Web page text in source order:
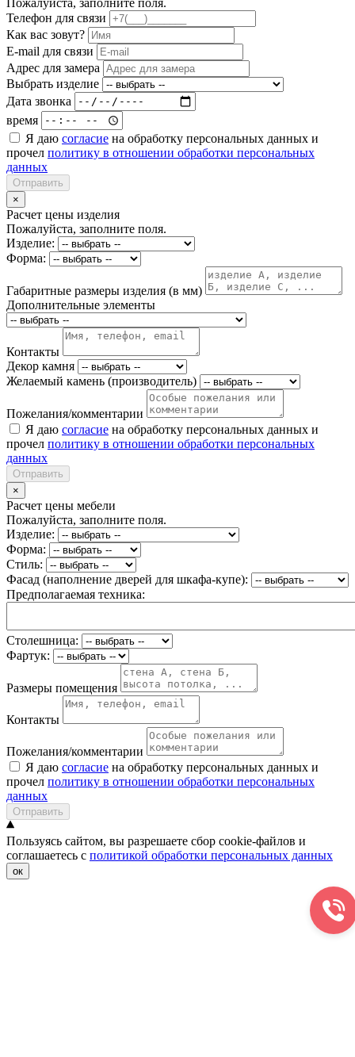
Телефон для связи
Как вас зовут?
E-mail для связи
Адрес для замера
Выбрать изделие
Дата звонка
время
Я даю согласие на обработку персональных данных и
прочел политику в отношении обработки персональных
данных
Отправить
×
Расчет цены изделия
Пожалуйста, заполните поля.
Изделие:
Форма:
Габаритные размеры изделия (в мм)
Дополнительные элементы
Контакты
Декор камня
Желаемый камень (производитель)
Пожелания/комментарии
Я даю согласие на обработку персональных данных и
прочел политику в отношении обработки персональных
данных
Отправить
×
Расчет цены мебели
Пожалуйста, заполните поля.
Изделие:
Форма:
Стиль:
Фасад (наполнение дверей для шкафа-купе):
Предполагаемая техника:
Столешница:
Фартук:
Размеры помещения
Контакты
Пожелания/комментарии
Я даю согласие на обработку персональных данных и
прочел политику в отношении обработки персональных
данных
Отправить
Пользуясь сайтом, вы разрешаете сбор cookie-файлов и
соглашаетесь с политикой обработки персональных данных
ок